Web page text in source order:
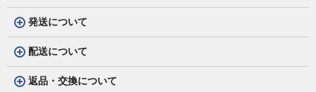
発送について
配送について
返品・交換について